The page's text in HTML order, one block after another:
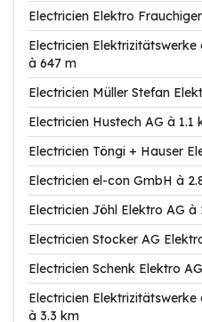
Electricien Elektro
Electricien
à 647 m
Electricien Müller Stefan
Electricien Hustech AG à 1.1
Electricien Töngi + Hauser
Electricien el-con GmbH à
Electricien Jöhl Elektro AG à
Electricien Stocker AG
Electricien Schenk Elektro
Electricien
à 3.3 km